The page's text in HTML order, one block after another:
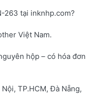
263 tại inknhp.com?
Việt Nam.
hộp – có hóa đơn
TP.HCM, Đà Nẵng,